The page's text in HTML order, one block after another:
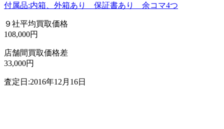
付属品:内箱、外箱あり 保証書あり 余コマ4つ
９社平均買取価格
108,000円
店舗間買取価格差
33,000円
査定日:2016年12月16日